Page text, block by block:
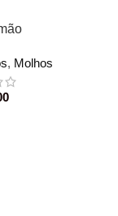
, Molhos